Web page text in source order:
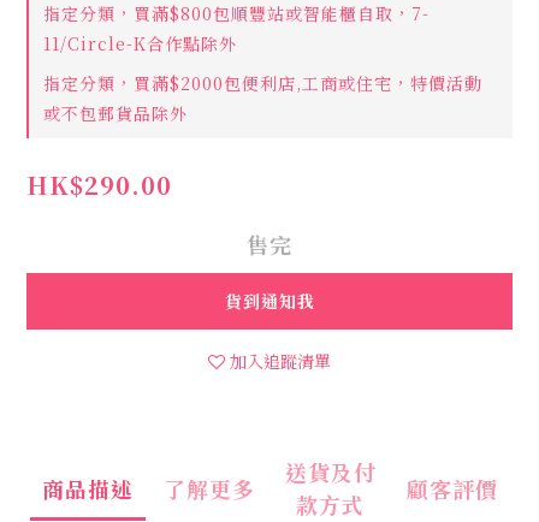
指定分類，買滿$800包順豐站或智能櫃自取，7-
11/Circle-K合作點除外
指定分類，買滿$2000包便利店,工商或住宅，特價活動
或不包郵貨品除外
HK$290.00
售完
貨到通知我
加入追蹤清單
商品描述 了解更多
送貨及付
款方式
顧客評價